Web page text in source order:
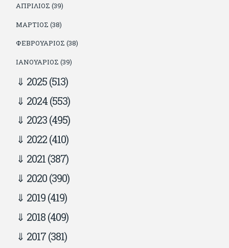
ΑΠΡΊΛΙΟΣ (39)
ΜΆΡΤΙΟΣ (38)
ΦΕΒΡΟΥΆΡΙΟΣ (38)
ΙΑΝΟΥΆΡΙΟΣ (39)
2025(513)
2024(553)
2023(495)
2022(410)
2021(387)
2020(390)
2019(419)
2018(409)
2017(381)